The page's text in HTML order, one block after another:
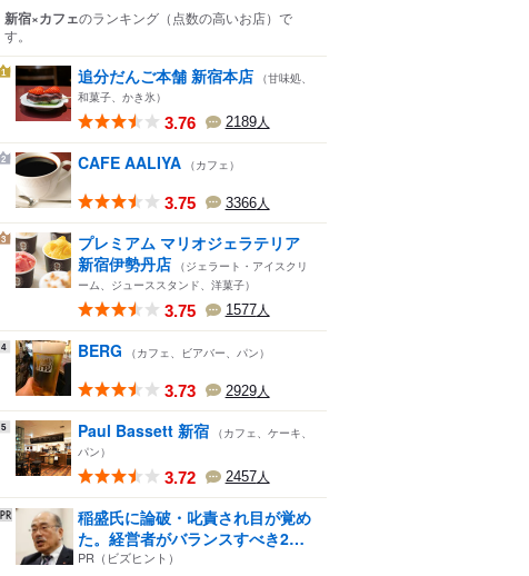
新宿×カフェのランキング （点数の高いお店） で
す。
1 追分だんご本舗 新宿本店 （甘味処、
和菓子、かき氷）
3.76 2189人
2 CAFE AALIYA （カフェ）
3.75 3366人
3
プレミアム マリオジェラテリア
新宿伊勢丹店 （ジェラート・アイスクリ
ーム、ジューススタンド、洋菓子）
3.75 1577人
4 BERG （カフェ、ビアバー、パン）
3.73 2929人
5 Paul Bassett 新宿 （カフェ、ケーキ、
パン）
3.72 2457人
稲盛氏に論破・叱責され目が覚め
た。経営者がバランスすべき2
つ...
PR（ビズヒント）